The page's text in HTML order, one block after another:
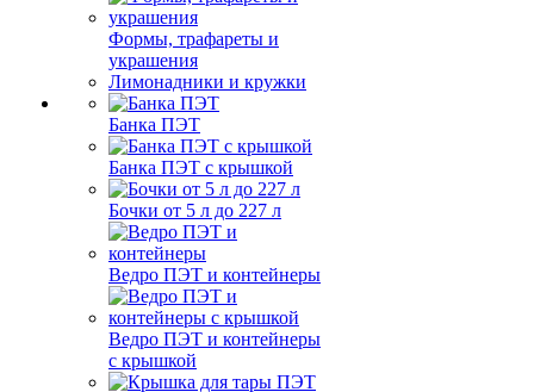
Формы, трафареты и
украшения
Лимонадники и кружки
Банка ПЭТ
Банка ПЭТ с крышкой
Бочки от 5 л до 227 л
Ведро ПЭТ и контейнеры
Ведро ПЭТ и контейнеры
с крышкой